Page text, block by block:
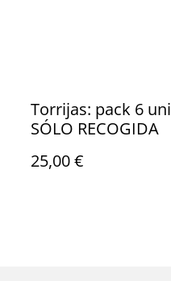
Torrijas: pack 6
SÓLO RECOGIDA
25,00 €